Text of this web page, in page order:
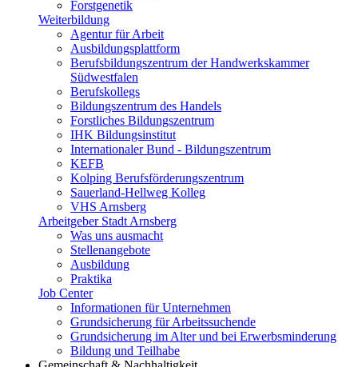
Forstgenetik
Weiterbildung
Agentur für Arbeit
Ausbildungsplattform
Berufsbildungszentrum der Handwerkskammer
Südwestfalen
Berufskollegs
Bildungszentrum des Handels
Forstliches Bildungszentrum
IHK Bildungsinstitut
Internationaler Bund - Bildungszentrum
KEFB
Kolping Berufsförderungszentrum
Sauerland-Hellweg Kolleg
VHS Arnsberg
Arbeitgeber Stadt Arnsberg
Was uns ausmacht
Stellenangebote
Ausbildung
Praktika
Job Center
Informationen für Unternehmen
Grundsicherung für Arbeitssuchende
Grundsicherung im Alter und bei Erwerbsminderung
Bildung und Teilhabe